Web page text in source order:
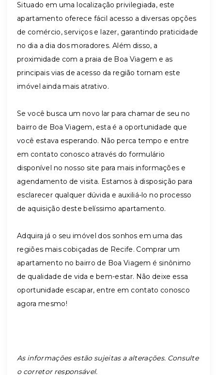
Situado em uma localização privilegiada, este
apartamento oferece fácil acesso a diversas opções
de comércio, serviços e lazer, garantindo praticidade
no dia a dia dos moradores. Além disso, a
proximidade com a praia de Boa Viagem e as
principais vias de acesso da região tornam este
imóvel ainda mais atrativo.
Se você busca um novo lar para chamar de seu no
bairro de Boa Viagem, esta é a oportunidade que
você estava esperando. Não perca tempo e entre
em contato conosco através do formulário
disponível no nosso site para mais informações e
agendamento de visita. Estamos à disposição para
esclarecer qualquer dúvida e auxiliá-lo no processo
de aquisição deste belíssimo apartamento.
Adquira já o seu imóvel dos sonhos em uma das
regiões mais cobiçadas de Recife. Comprar um
apartamento no bairro de Boa Viagem é sinônimo
de qualidade de vida e bem-estar. Não deixe essa
oportunidade escapar, entre em contato conosco
agora mesmo!
As informações estão sujeitas a alterações. Consulte
o corretor responsável.